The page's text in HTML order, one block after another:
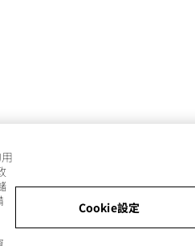
Cookie設定